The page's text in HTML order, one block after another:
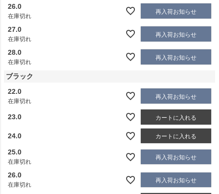
26.0
在庫切れ
再入荷お知らせ
27.0
在庫切れ
再入荷お知らせ
28.0
在庫切れ
再入荷お知らせ
ブラック
22.0
在庫切れ
再入荷お知らせ
23.0 カートに入れる
24.0 カートに入れる
25.0
在庫切れ
再入荷お知らせ
26.0
在庫切れ
再入荷お知らせ